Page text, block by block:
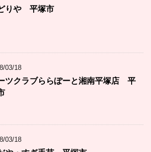
りや 平塚市
03/18
ツクラブららぽーと湘南平塚店 平
03/18